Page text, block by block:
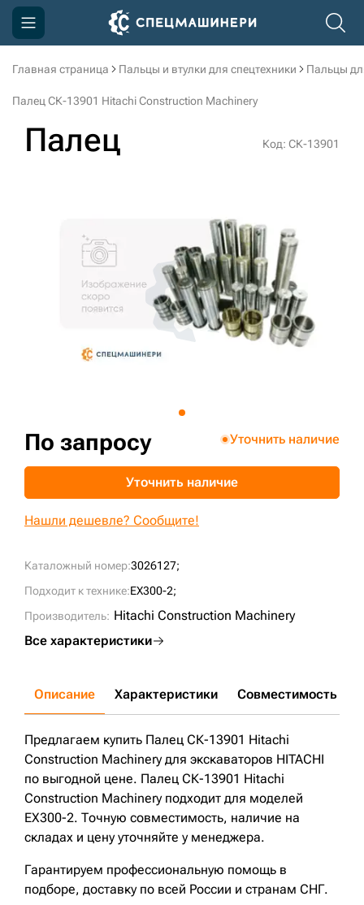
Главная страница Пальцы и втулки для спецтехники Пальцы
Палец СК-13901 Hitachi Construction Machinery
Палец Код: СК-13901
Каталожный номер:3026127;
Подходит к технике:EX300-2;
Производитель: Hitachi Construction Machinery
Все характеристики
По запросу Уточнить наличие
Уточнить наличие
Нашли дешевле? Сообщите!
Описание Характеристики Совместимость
Предлагаем купить Палец СК-13901 Hitachi
Construction Machinery для экскаваторов HITACHI
по выгодной цене. Палец СК-13901 Hitachi
Construction Machinery подходит для моделей
EX300-2. Точную совместимость, наличие на
складах и цену уточняйте у менеджера.
Гарантируем профессиональную помощь в
подборе, доставку по всей России и странам СНГ.
Компания
Доставка и оплата
3D тур по производству
3D тур по складам
sksale@skdst.ru